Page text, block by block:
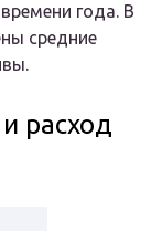
года. В
средние
расход